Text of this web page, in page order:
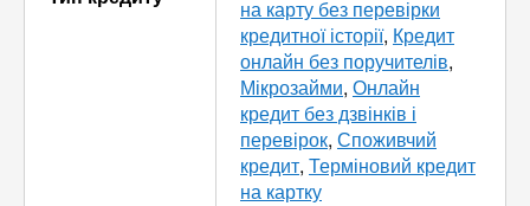
на карту без перевірки
кредитної історії, Кредит
онлайн без поручителів,
Мікрозайми, Онлайн
кредит без дзвінків і
перевірок, Споживчий
кредит, Терміновий кредит
на картку